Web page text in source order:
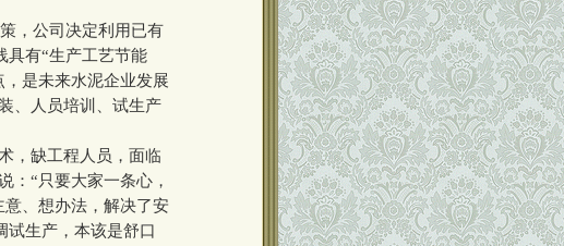
，公司决定利用已有
具有“生产工艺节能
是未来水泥企业发展
、人员培训、试生产
，缺工程人员，面临
：“只要大家一条心，
、想办法，解决了安
试生产，本该是舒口